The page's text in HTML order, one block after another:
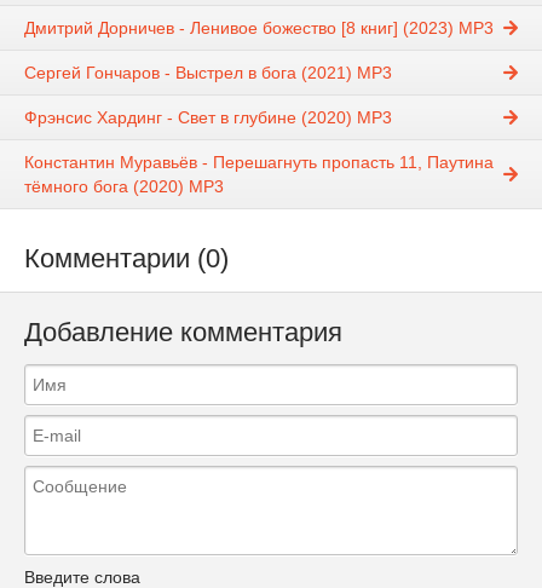
Дмитрий Дорничев - Ленивое божество [8 книг] (2023) МР3
Сергей Гончаров - Выстрел в бога (2021) MP3
Фрэнсис Хардинг - Свет в глубине (2020) MP3
Константин Муравьёв - Перешагнуть пропасть 11, Паутина
тёмного бога (2020) MP3
Комментарии (0)
Добавление комментария
Введите слова